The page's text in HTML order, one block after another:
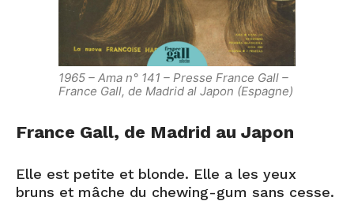
1965 – Ama n° 141 – Presse France Gall –
France Gall, de Madrid al Japon (Espagne)
France Gall, de Madrid au Japon
Elle est petite et blonde. Elle a les yeux
bruns et mâche du chewing-gum sans cesse.